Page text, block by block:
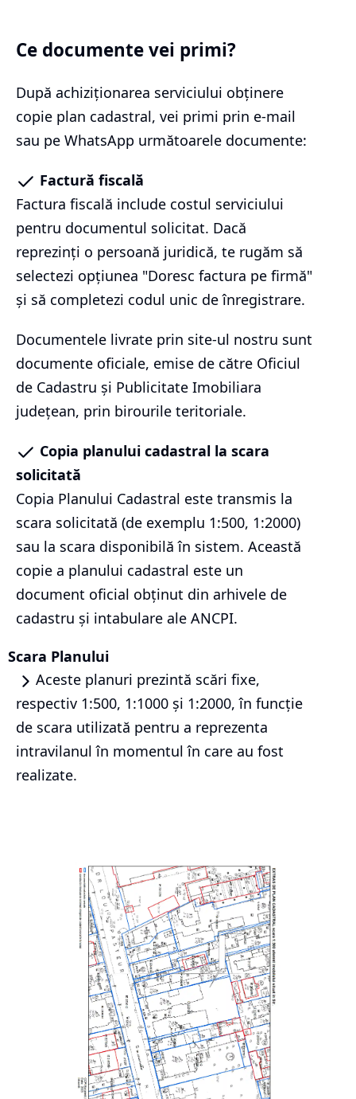
Ce documente vei primi?
După achiziționarea serviciului obținere
copie plan cadastral, vei primi prin e-mail
sau pe WhatsApp următoarele documente:
Factură fiscală
Factura fiscală include costul serviciului
pentru documentul solicitat. Dacă
reprezinți o persoană juridică, te rugăm să
selectezi opțiunea "Doresc factura pe firmă"
și să completezi codul unic de înregistrare.
Documentele livrate prin site-ul nostru sunt
documente oficiale, emise de către Oficiul
de Cadastru și Publicitate Imobiliara
județean, prin birourile teritoriale.
Copia planului cadastral la scara
solicitată
Copia Planului Cadastral este transmis la
scara solicitată (de exemplu 1:500, 1:2000)
sau la scara disponibilă în sistem. Această
copie a planului cadastral este un
document oficial obținut din arhivele de
cadastru și intabulare ale ANCPI.
Scara Planului
Aceste planuri prezintă scări fixe,
respectiv 1:500, 1:1000 și 1:2000, în funcție
de scara utilizată pentru a reprezenta
intravilanul în momentul în care au fost
realizate.